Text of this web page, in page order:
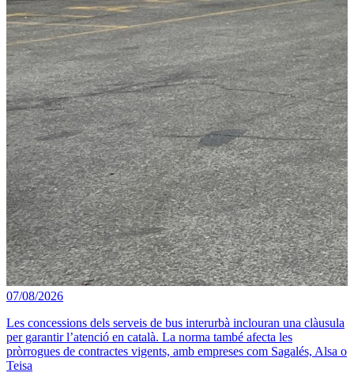
07/08/2026
Les concessions dels serveis de bus interurbà inclouran una clàusula
per garantir l’atenció en català. La norma també afecta les
pròrrogues de contractes vigents, amb empreses com Sagalés, Alsa o
Teisa